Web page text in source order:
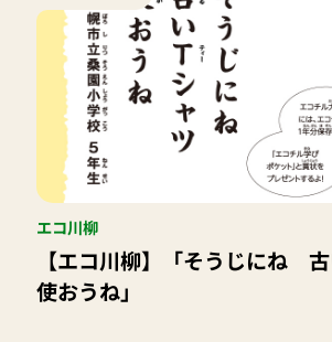
エコ川柳
【エコ川柳】「そうじにね
使おうね」